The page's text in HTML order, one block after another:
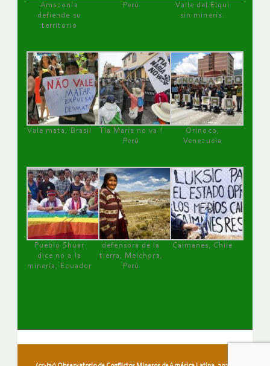
Amazonía
defiende su
territorio
Perú
Valle del Elqui
sin minería.
Vale mata, Brasil
Tía María no va !
Perú
Orinoco,
Venezuela
Pueblo Shuar
dice no a la
minería, Ecuador
defensora de la
tierra, Melchora,
Perú
Caimanes, Chile